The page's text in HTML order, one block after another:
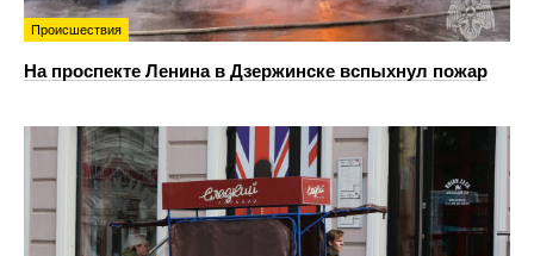
Происшествия
На проспекте Ленина в Дзержинске вспыхнул пожар